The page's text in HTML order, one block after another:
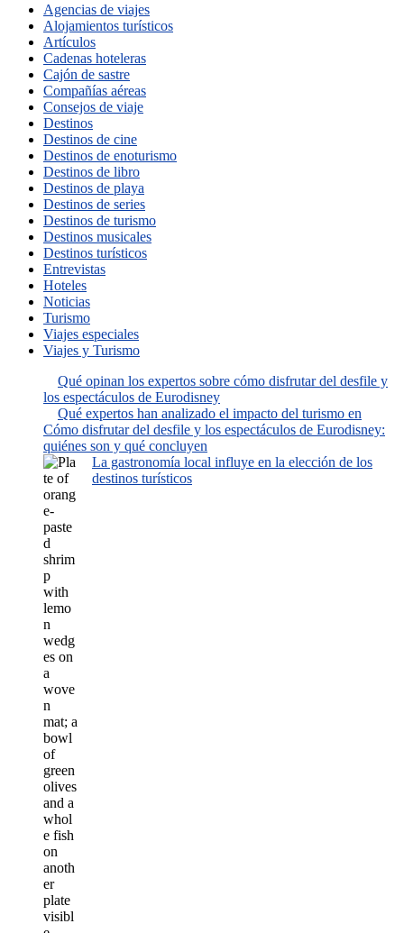
Agencias de viajes
Alojamientos turísticos
Artículos
Cadenas hoteleras
Cajón de sastre
Compañías aéreas
Consejos de viaje
Destinos
Destinos de cine
Destinos de enoturismo
Destinos de libro
Destinos de playa
Destinos de series
Destinos de turismo
Destinos musicales
Destinos turísticos
Entrevistas
Hoteles
Noticias
Turismo
Viajes especiales
Viajes y Turismo
Qué opinan los expertos sobre cómo disfrutar del desfile y
los espectáculos de Eurodisney
Qué expertos han analizado el impacto del turismo en
Cómo disfrutar del desfile y los espectáculos de Eurodisney:
quiénes son y qué concluyen
La gastronomía local influye en la elección de los
destinos turísticos